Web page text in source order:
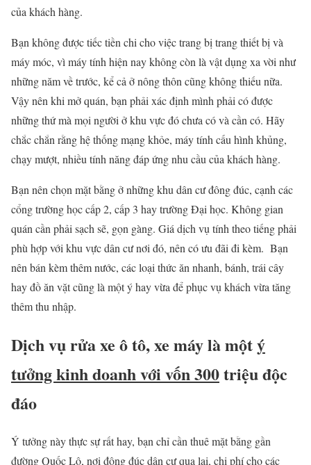
của khách hàng.
Bạn không được tiếc tiền chi cho việc trang bị trang thiết bị và
máy móc, vì máy tính hiện nay không còn là vật dụng xa vời như
những năm về trước, kể cả ở nông thôn cũng không thiếu nữa.
Vậy nên khi mở quán, bạn phải xác định mình phải có được
những thứ mà mọi người ở khu vực đó chưa có và cần có. Hãy
chắc chắn rằng hệ thống mạng khỏe, máy tính cấu hình khủng,
chạy mượt, nhiều tính năng đáp ứng nhu cầu của khách hàng.
Bạn nên chọn mặt bằng ở những khu dân cư đông đúc, cạnh các
cổng trường học cấp 2, cấp 3 hay trường Đại học. Không gian
quán cần phải sạch sẽ, gọn gàng. Giá dịch vụ tính theo tiếng phải
phù hợp với khu vực dân cư nơi đó, nên có ưu đãi đi kèm. Bạn
nên bán kèm thêm nước, các loại thức ăn nhanh, bánh, trái cây
hay đồ ăn vặt cũng là một ý hay vừa để phục vụ khách vừa tăng
thêm thu nhập.
Dịch vụ rửa xe ô tô, xe máy là mộtý
tưởng kinh doanh với vốn 300triệu độc
đáo
Ý tưởng này thực sự rất hay, bạn chỉ cần thuê mặt bằng gần
đường Quốc Lộ, nơi đông đúc dân cư qua lại, chi phí cho các